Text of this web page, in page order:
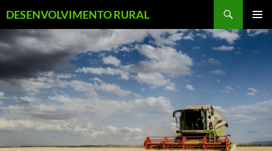
para
conteúdo
DESENVOLVIMENTO RURAL
MENU